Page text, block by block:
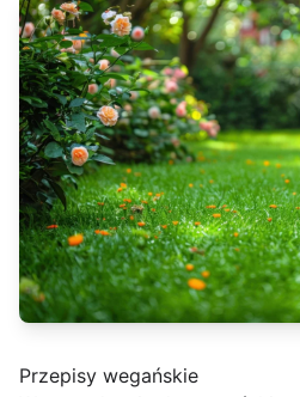
Przepisy wegańskie